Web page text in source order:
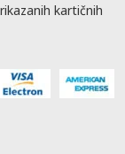
kartičnih